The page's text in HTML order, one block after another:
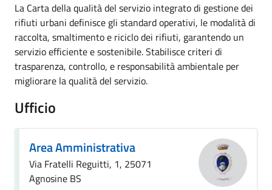
La Carta della qualità del servizio integrato di gestione dei
rifiuti urbani definisce gli standard operativi, le modalità di
raccolta, smaltimento e riciclo dei rifiuti, garantendo un
servizio efficiente e sostenibile. Stabilisce criteri di
trasparenza, controllo, e responsabilità ambientale per
migliorare la qualità del servizio.
Ufficio
Area Amministrativa
Via Fratelli Reguitti, 1, 25071
Agnosine BS